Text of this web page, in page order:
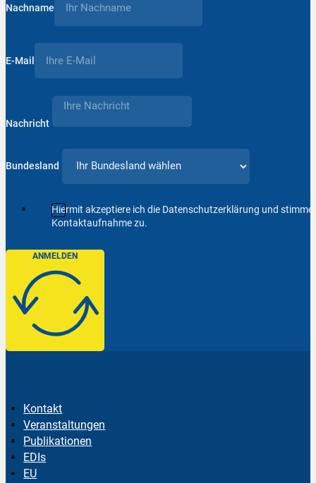
Nachname
E-Mail
Nachricht
Bundesland
Hiermit akzeptiere ich die Datenschutzerklärung und
Kontaktaufnahme zu.
ANMELDEN
Kontakt
Veranstaltungen
Publikationen
EDIs
EU